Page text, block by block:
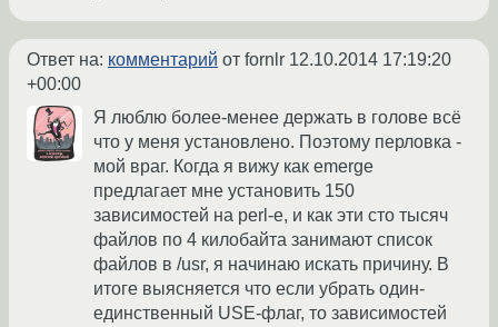
Ответ на: комментарий от fornlr 12.10.2014 17:19:20
+00:00
Я люблю более-менее держать в голове всё
что у меня установлено. Поэтому перловка -
мой враг. Когда я вижу как emerge
предлагает мне установить 150
зависимостей на perl-е, и как эти сто тысяч
файлов по 4 килобайта занимают список
файлов в /usr, я начинаю искать причину. В
итоге выясняется что если убрать один-
единственный USE-флаг, то зависимостей